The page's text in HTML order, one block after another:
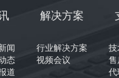
闻
态
道
解决方案
行业解决方案
视频会议
技
售
代